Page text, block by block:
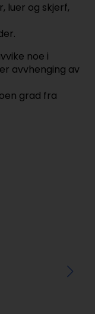
luer og skjerf,
noe i
avvhenging av
grad fra